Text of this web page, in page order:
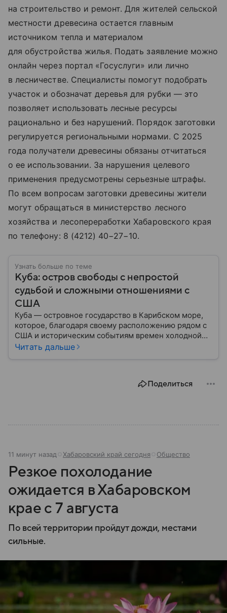
на строительство и ремонт. Для жителей сельской
местности древесина остается главным
источником тепла и материалом
для обустройства жилья. Подать заявление можно
онлайн через портал «Госуслуги» или лично
в лесничестве. Специалисты помогут подобрать
участок и обозначат деревья для рубки — это
позволяет использовать лесные ресурсы
рационально и без нарушений. Порядок заготовки
регулируется региональными нормами. С 2025
года получатели древесины обязаны отчитаться
о ее использовании. За нарушения целевого
применения предусмотрены серьезные штрафы.
По всем вопросам заготовки древесины жители
могут обращаться в министерство лесного
хозяйства и лесопереработки Хабаровского края
по телефону: 8 (4212) 40−27−10.
Узнать больше по теме
Куба: остров свободы с непростой
судьбой и сложными отношениями с
США
Куба — островное государство в Карибском море,
которое, благодаря своему расположению рядом с
США и историческим событиям времен холодной
войны, стало одним из самых известных в Западном
Читать дальше
Поделиться
11 минут назад Хабаровский край сегодня Общество
Резкое похолодание
ожидается в Хабаровском
крае с 7 августа
По всей территории пройдут дожди, местами
сильные.